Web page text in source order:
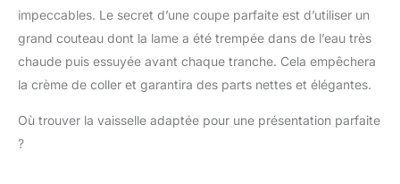
bijoux et le camping.
Modes flamme réglable
et flamme continue: La
technologie d'allumage
piézoélectrique permet
angle, même à l'envers,
pas les recharge gaz
pour des raisons de
sécurité. Économique et
d'Utilisation
Exceptionnelle: Léger et
portable, notre mini
d'arrêt automatique
intégrée, le thermometre
patisserie s'éteindra
automatiquement après
10 minutes d'inactivité ;
Celsius et Fahrenheit lors
cuisson souhaitée
AFFICHAGE
CHANGEABLE : L'écran
facile à lire, vous permet
de lire clairement les
températures dans
impeccables. Le secret d’une coupe parfaite est d’utiliser un
grand couteau dont la lame a été trempée dans de l’eau très
chaude puis essuyée avant chaque tranche. Cela empêchera
la crème de coller et garantira des parts nettes et élégantes.
Où trouver la vaisselle adaptée pour une présentation parfaite
?